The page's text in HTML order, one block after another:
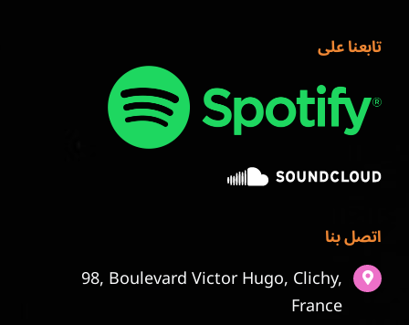
تابعنا على
اتصل بنا
98, Boulevard Victor Hugo, Clichy,
France